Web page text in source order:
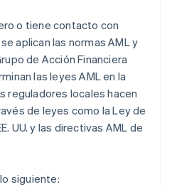
o tiene contacto con
aplican las normas AML y
de Acción Financiera
las leyes AML en la
reguladores locales hacen
de leyes como la Ley de
UU. y las directivas AML de
siguiente: